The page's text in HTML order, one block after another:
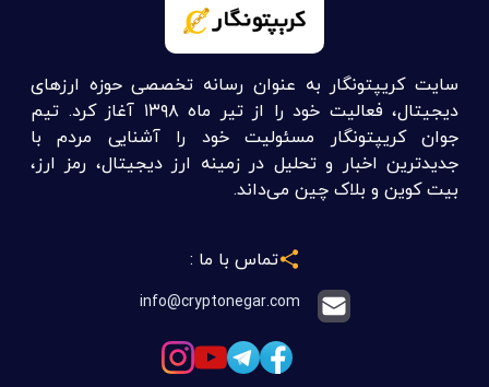
سایت کریپتونگار به عنوان رسانه تخصصی حوزه ارزهای
دیجیتال، فعالیت خود را از تیر ماه ۱۳۹۸ آغاز کرد. تیم
جوان کریپتونگار مسئولیت خود را آشنایی مردم با
جدیدترین اخبار و تحلیل در زمینه ارز دیجیتال، رمز ارز،
بیت کوین و بلاک چین می‌داند.
تماس با ما :
info@cryptonegar.com